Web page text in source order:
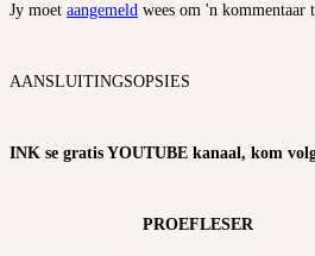
Jy moet aangemeld wees om 'n kommentaar
AANSLUITINGSOPSIES
INK se gratis YOUTUBE kanaal, kom
PROEFLESER